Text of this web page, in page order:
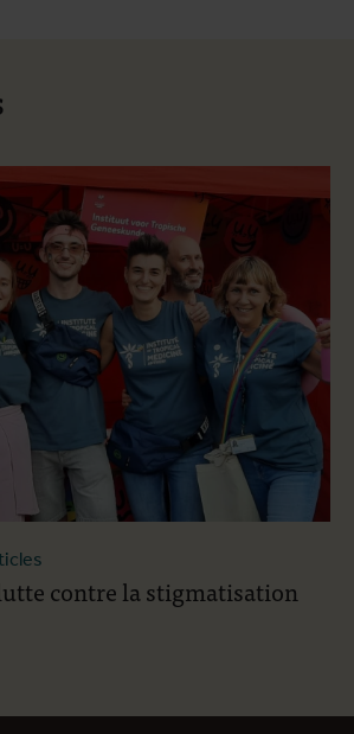
contre la stigmatisation